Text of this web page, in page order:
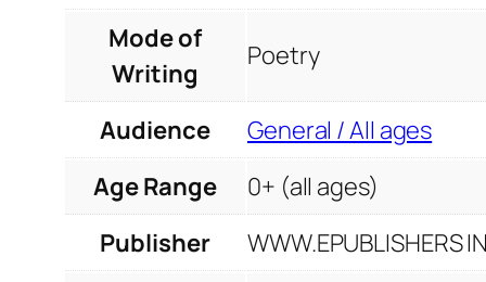
Mode of
Writing
Poetry
Audience
General / All ages
Age Range
0+ (all ages)
Publisher
WWW.EPUBLISHERS